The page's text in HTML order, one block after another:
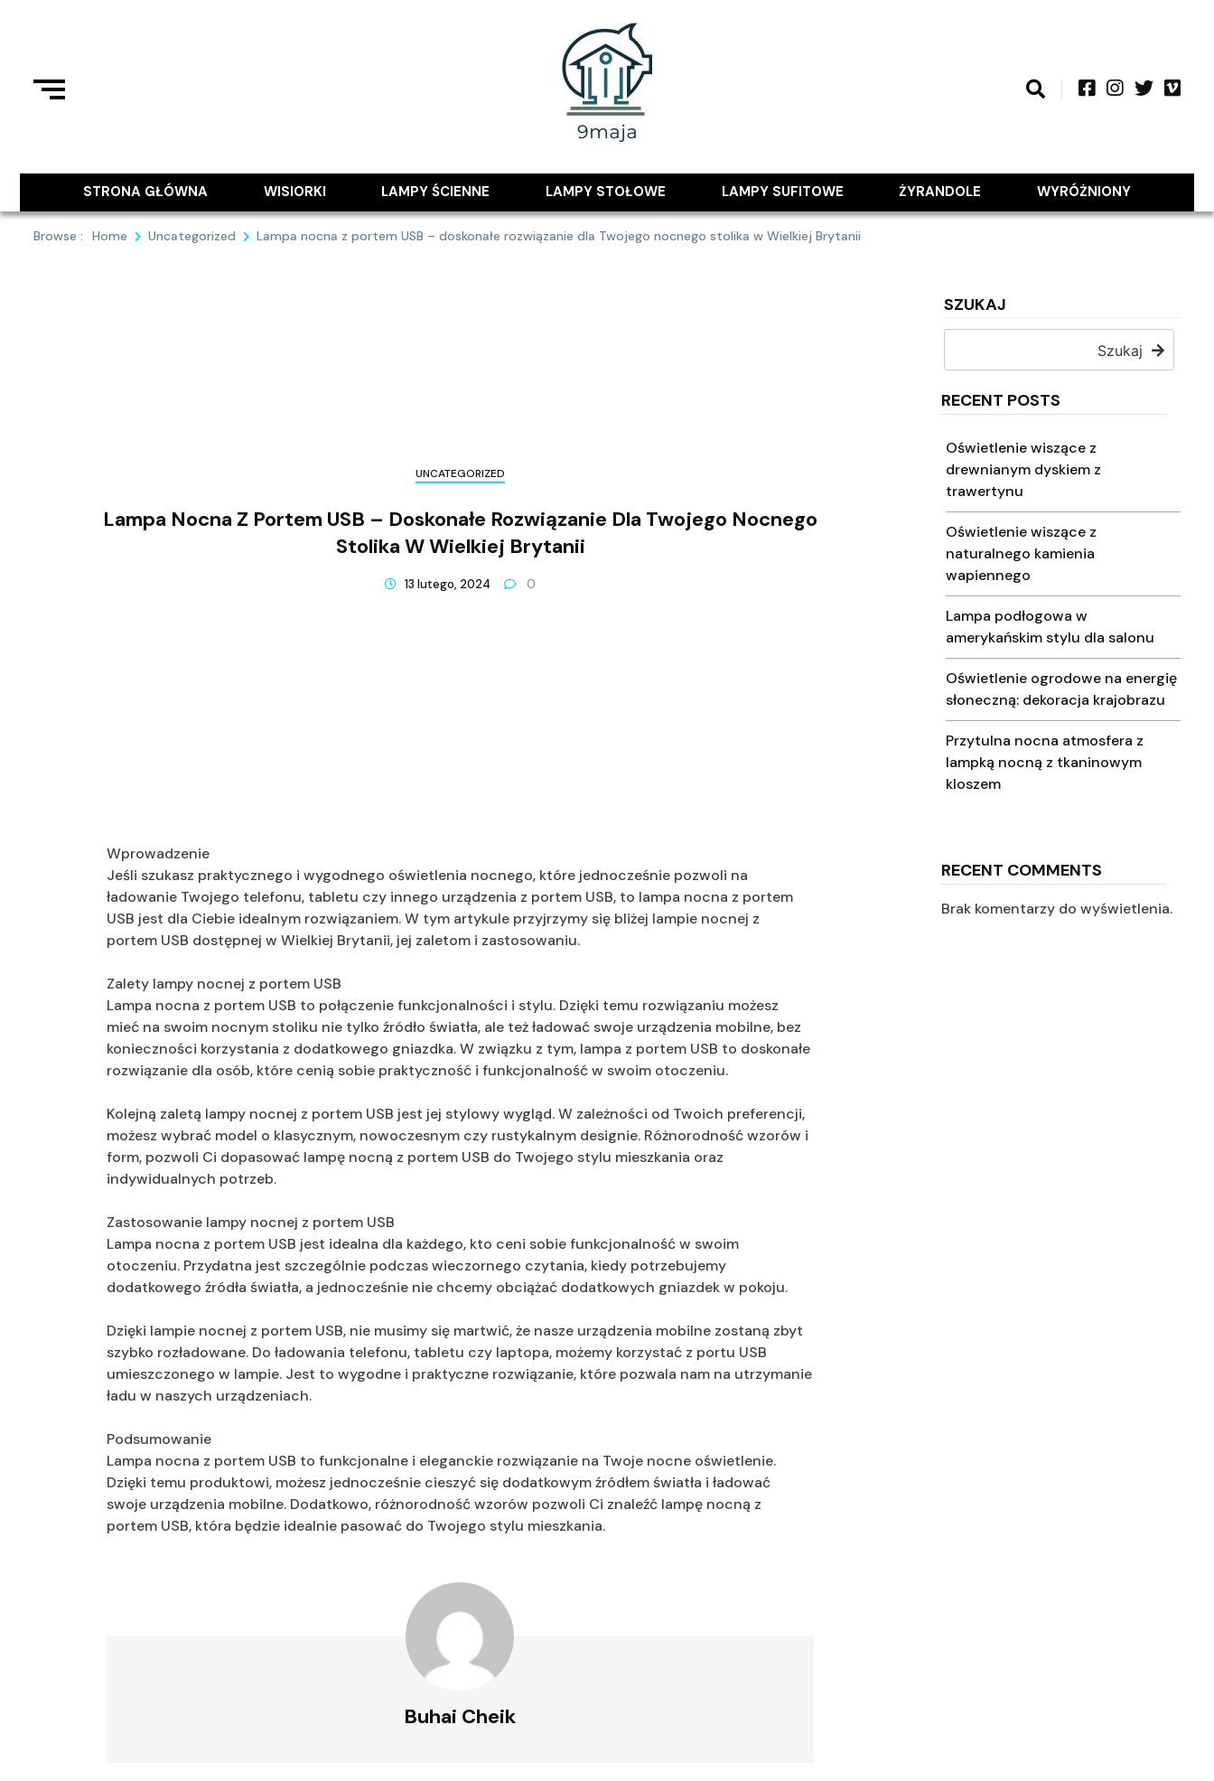
9MAJA
STRONA GŁÓWNA
WISIORKI LAMPY ŚCIENNE LAMPY STOŁOWE LAMPY SUFITOWE ŻYRANDOLE WYRÓŻNIONY
Browse : Home Uncategorized Lampa nocna z portem USB – doskonałe rozwiązanie dla Twojego nocnego stolika w Wielkiej Brytanii
SZUKAJ
Szukaj
RECENT POSTS
Oświetlenie wiszące z
drewnianym dyskiem z
trawertynu
Oświetlenie wiszące z
naturalnego kamienia
wapiennego
Lampa podłogowa w
amerykańskim stylu dla salonu
Oświetlenie ogrodowe na energię
słoneczną: dekoracja krajobrazu
Przytulna nocna atmosfera z
lampką nocną z tkaninowym
kloszem
RECENT COMMENTS
Brak komentarzy do wyświetlenia.
UNCATEGORIZED
Lampa Nocna Z Portem USB – Doskonałe Rozwiązanie Dla Twojego Nocnego
Stolika W Wielkiej Brytanii
13 lutego, 2024 0
Wprowadzenie
Jeśli szukasz praktycznego i wygodnego oświetlenia nocnego, które jednocześnie pozwoli na
ładowanie Twojego telefonu, tabletu czy innego urządzenia z portem USB, to lampa nocna z portem
USB jest dla Ciebie idealnym rozwiązaniem. W tym artykule przyjrzymy się bliżej lampie nocnej z
portem USB dostępnej w Wielkiej Brytanii, jej zaletom i zastosowaniu.
Zalety lampy nocnej z portem USB
Lampa nocna z portem USB to połączenie funkcjonalności i stylu. Dzięki temu rozwiązaniu możesz
mieć na swoim nocnym stoliku nie tylko źródło światła, ale też ładować swoje urządzenia mobilne, bez
konieczności korzystania z dodatkowego gniazdka. W związku z tym, lampa z portem USB to doskonałe
rozwiązanie dla osób, które cenią sobie praktyczność i funkcjonalność w swoim otoczeniu.
Kolejną zaletą lampy nocnej z portem USB jest jej stylowy wygląd. W zależności od Twoich preferencji,
możesz wybrać model o klasycznym, nowoczesnym czy rustykalnym designie. Różnorodność wzorów i
form, pozwoli Ci dopasować lampę nocną z portem USB do Twojego stylu mieszkania oraz
indywidualnych potrzeb.
Zastosowanie lampy nocnej z portem USB
Lampa nocna z portem USB jest idealna dla każdego, kto ceni sobie funkcjonalność w swoim
otoczeniu. Przydatna jest szczególnie podczas wieczornego czytania, kiedy potrzebujemy
dodatkowego źródła światła, a jednocześnie nie chcemy obciążać dodatkowych gniazdek w pokoju.
Dzięki lampie nocnej z portem USB, nie musimy się martwić, że nasze urządzenia mobilne zostaną zbyt
szybko rozładowane. Do ładowania telefonu, tabletu czy laptopa, możemy korzystać z portu USB
umieszczonego w lampie. Jest to wygodne i praktyczne rozwiązanie, które pozwala nam na utrzymanie
ładu w naszych urządzeniach.
Podsumowanie
Lampa nocna z portem USB to funkcjonalne i eleganckie rozwiązanie na Twoje nocne oświetlenie.
Dzięki temu produktowi, możesz jednocześnie cieszyć się dodatkowym źródłem światła i ładować
swoje urządzenia mobilne. Dodatkowo, różnorodność wzorów pozwoli Ci znaleźć lampę nocną z
portem USB, która będzie idealnie pasować do Twojego stylu mieszkania.
Buhai Cheik